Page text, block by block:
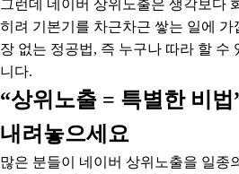
그런데 네이버 상위노출은 생각보다
히려 기본기를 차근차근 쌓는 일에
장 없는 정공법, 즉 누구나 따라 할 수
니다.
“상위노출 = 특별한 비
내려놓으세요
많은 분들이 네이버 상위노출을 일종